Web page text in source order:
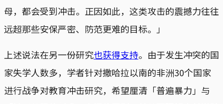
母，都会受到冲击。正因如此，这类攻击的震撼力往往
远超那些安保严密、防范更难的目标。」
上述说法在另一份研究也获得支持。由于发生冲突的国
家失学人数多，学者针对撒哈拉以南的非洲30个国家
进行战争对教育冲击研究，希望厘清「普遍暴力」与